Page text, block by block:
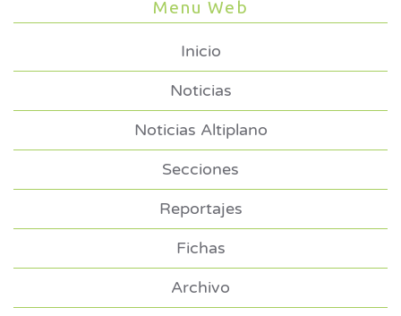
Menu Web
Inicio
Noticias
Noticias Altiplano
Secciones
Reportajes
Fichas
Archivo